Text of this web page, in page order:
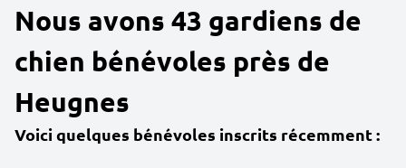
Nous avons 43 gardiens de
chien bénévoles près de
Heugnes
Voici quelques bénévoles inscrits récemment :